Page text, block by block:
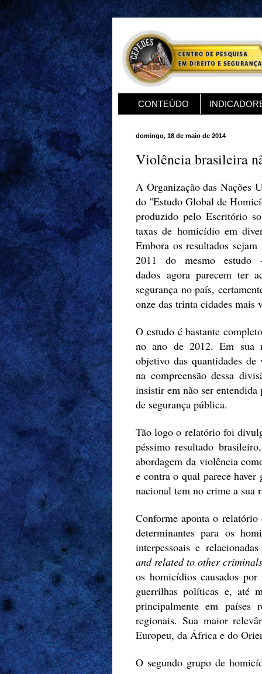
CONTEÚDO
domingo, 18 de maio de 2014
Violência brasileira
A Organização das Nações
do "Estudo Global de
produzido pelo Escritório
taxas de homicídio em
Embora os resultados
2011 do mesmo
dados agora parecem ter
segurança no país,
onze das trinta cidades mais
O estudo é bastante
no ano de 2012. Em sua
objetivo das quantidades
na compreensão dessa
insistir em não ser entendida
de segurança pública.
Tão logo o relatório foi
péssimo resultado
abordagem da violência
e contra o qual parece
nacional tem no crime a sua
Conforme aponta o relatório
determinantes para os
interpessoais e
and related to other
os homicídios causados
guerrilhas políticas e, até
principalmente em países
regionais. Sua maior
Europeu, da África e do
O segundo grupo de